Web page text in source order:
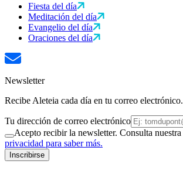
Fiesta del día
Meditación del día
Evangelio del día
Oraciones del día
Newsletter
Recibe Aleteia cada día en tu correo electrónico.
Tu dirección de correo electrónico
Acepto recibir la newsletter. Consulta nuestra
privacidad para saber más.
Inscribirse